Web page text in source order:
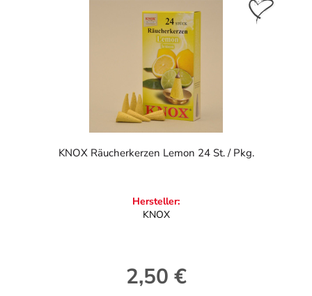
KNOX Räucherkerzen Lemon 24 St. / Pkg.
Hersteller:
KNOX
Regulärer Preis:
2,50 €